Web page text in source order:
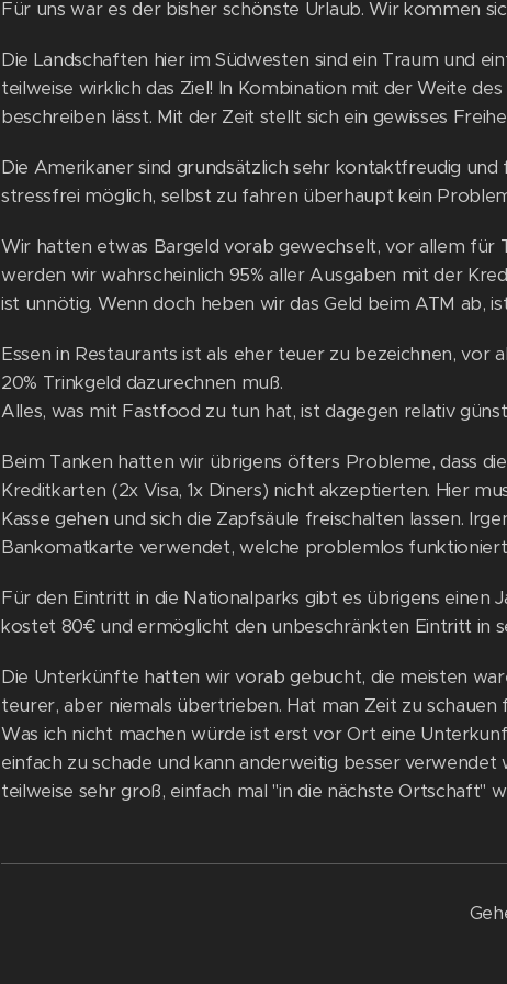
Für uns war es der bisher schönste Urlaub. Wir kommen
Die Landschaften hier im Südwesten sind ein Traum und
teilweise wirklich das Ziel! In Kombination mit der Weite
beschreiben lässt. Mit der Zeit stellt sich ein gewisses
Die Amerikaner sind grundsätzlich sehr kontaktfreudig
stressfrei möglich, selbst zu fahren überhaupt kein
Wir hatten etwas Bargeld vorab gewechselt, vor allem für
werden wir wahrscheinlich 95% aller Ausgaben mit der
ist unnötig. Wenn doch heben wir das Geld beim ATM ab,
Essen in Restaurants ist als eher teuer zu bezeichnen, vor
20% Trinkgeld dazurechnen muß.
Alles, was mit Fastfood zu tun hat, ist dagegen relativ
Beim Tanken hatten wir übrigens öfters Probleme, dass
Kreditkarten (2x Visa, 1x Diners) nicht akzeptierten. Hier
Kasse gehen und sich die Zapfsäule freischalten lassen.
Bankomatkarte verwendet, welche problemlos
Für den Eintritt in die Nationalparks gibt es übrigens einen
kostet 80€ und ermöglicht den unbeschränkten Eintritt in
Die Unterkünfte hatten wir vorab gebucht, die meisten
teurer, aber niemals übertrieben. Hat man Zeit zu
Was ich nicht machen würde ist erst vor Ort eine
einfach zu schade und kann anderweitig besser
teilweise sehr groß, einfach mal "in die nächste Ortschaft"